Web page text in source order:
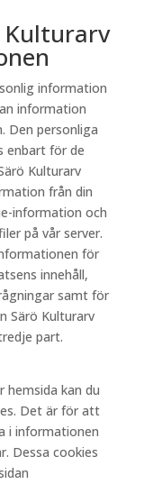
Kulturarv
information
information
Den personliga
enbart för de
Kulturarv
från din
information och
på vår server.
för
innehåll,
samt för
Särö Kulturarv
part.
hemsida kan du
Det är för att
i informationen
Dessa cookies